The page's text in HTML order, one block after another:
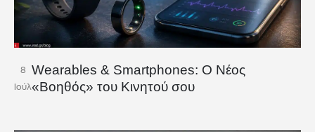
8
Ιούλ
Wearables & Smartphones: Ο Νέος
«Βοηθός» του Κινητού σου